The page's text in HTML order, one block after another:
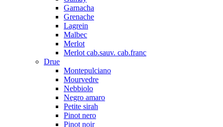
Garnacha
Grenache
Lagrein
Malbec
Merlot
Merlot cab.sauv. cab.franc
Drue
Montepulciano
Mourvedre
Nebbiolo
Negro amaro
Petite sirah
Pinot nero
Pinot noir